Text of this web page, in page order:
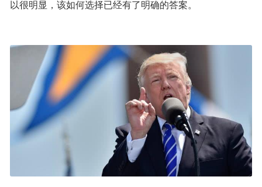
以很明显，该如何选择已经有了明确的答案。